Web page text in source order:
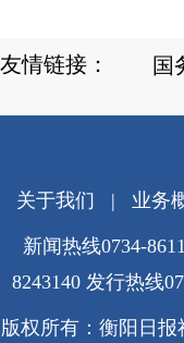
友情链接：
关于我们 | 业务
新闻热线0734-
8243140 发行热线
版权所有：衡阳日